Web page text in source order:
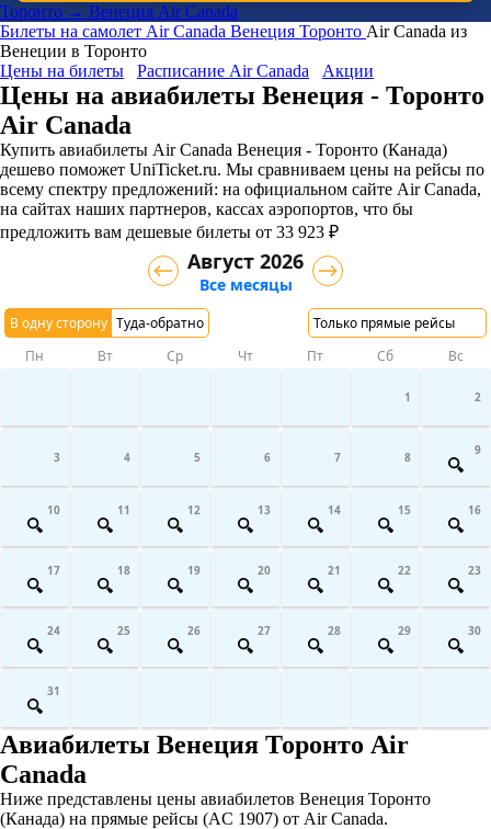
Торонто → Венеция Air Canada
Билеты на самолет Air Canada Венеция Торонто Air Canada из
Венеции в Торонто
Цены на билеты
Расписание Air Canada Акции
Цены на авиабилеты Венеция - Торонто
Air Canada
Купить авиабилеты Air Canada Венеция - Торонто (Канада)
дешево поможет UniTicket.ru. Мы сравниваем цены на рейсы по
всему спектру предложений: на официальном сайте Air Canada,
на сайтах наших партнеров, кассах аэропортов, что бы
предложить вам дешевые билеты от 33 923 ₽
В одну сторону Туда-обратно Только прямые рейсы
Август 2026
Все месяцы
Пн Вт Ср Чт Пт Сб Вс
1 2
3 4 5 6 7 8 9
10 11 12 13 14 15 16
17 18 19 20 21 22 23
24 25 26 27 28 29 30
31
Авиабилеты Венеция Торонто Air
Canada
Ниже представлены цены авиабилетов Венеция Торонто
(Канада) на прямые рейсы (AC 1907) от Air Canada.